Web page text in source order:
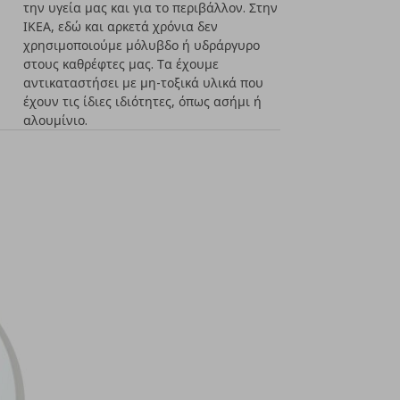
την υγεία μας και για το περιβάλλον. Στην
ΙΚΕΑ, εδώ και αρκετά χρόνια δεν
χρησιμοποιούμε μόλυβδο ή υδράργυρο
στους καθρέφτες μας. Τα έχουμε
αντικαταστήσει με μη-τοξικά υλικά που
έχουν τις ίδιες ιδιότητες, όπως ασήμι ή
αλουμίνιο.